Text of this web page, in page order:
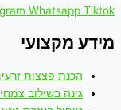
Whatsapp Tiktok
מידע מקצועי
הכנת פצצות
גינה בשילוב